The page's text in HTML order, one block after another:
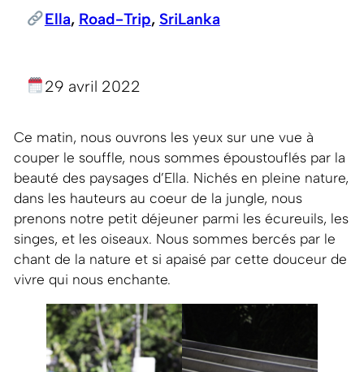
Ella, Road-Trip, SriLanka
29 avril 2022
Ce matin, nous ouvrons les yeux sur une vue à
couper le souffle, nous sommes époustouflés par la
beauté des paysages d’Ella. Nichés en pleine nature,
dans les hauteurs au coeur de la jungle, nous
prenons notre petit déjeuner parmi les écureuils, les
singes, et les oiseaux. Nous sommes bercés par le
chant de la nature et si apaisé par cette douceur de
vivre qui nous enchante.